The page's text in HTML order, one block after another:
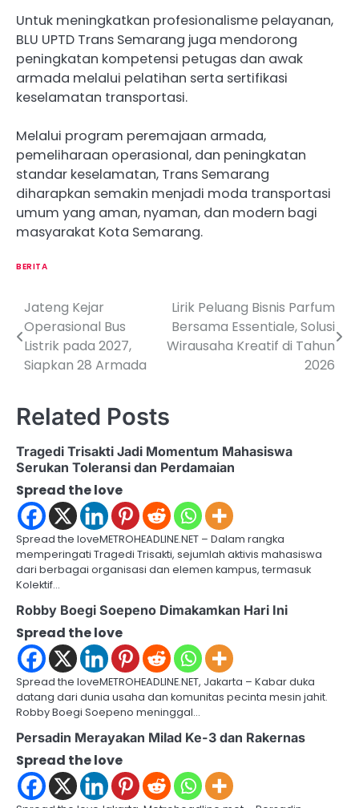
Untuk meningkatkan profesionalisme pelayanan,
BLU UPTD Trans Semarang juga mendorong
peningkatan kompetensi petugas dan awak
armada melalui pelatihan serta sertifikasi
keselamatan transportasi.
Melalui program peremajaan armada,
pemeliharaan operasional, dan peningkatan
standar keselamatan, Trans Semarang
diharapkan semakin menjadi moda transportasi
umum yang aman, nyaman, dan modern bagi
masyarakat Kota Semarang.
BERITA
P
o
s
n
a
v
i
g
a
t
i
o
n
Jateng Kejar
Operasional Bus
Listrik pada 2027,
Siapkan 28 Armada
Lirik Peluang Bisnis Parfum
Bersama Essentiale, Solusi
Wirausaha Kreatif di Tahun
2026
Related Posts
Tragedi Trisakti Jadi Momentum Mahasiswa
Serukan Toleransi dan Perdamaian
Spread the love
Spread the loveMETROHEADLINE.NET – Dalam rangka
memperingati Tragedi Trisakti, sejumlah aktivis mahasiswa
dari berbagai organisasi dan elemen kampus, termasuk
Kolektif…
Robby Boegi Soepeno Dimakamkan Hari Ini
Spread the love
Spread the loveMETROHEADLINE.NET, Jakarta – Kabar duka
datang dari dunia usaha dan komunitas pecinta mesin jahit.
Robby Boegi Soepeno meninggal…
Persadin Merayakan Milad Ke-3 dan Rakernas
Spread the love